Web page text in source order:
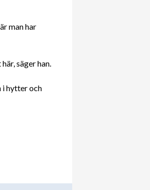
man har
säger han.
i hytter och